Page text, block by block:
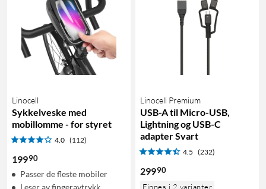
Linocell
Sykkelveske med
mobillomme - for styret
4.0 (112)
19990
Passer de fleste mobiler
Leser av fingeravtrykk
Linocell Premium
USB-A til Micro-USB,
Lightning og USB-C
adapter Svart
4.5 (232)
29990
Finnes i 2 varianter